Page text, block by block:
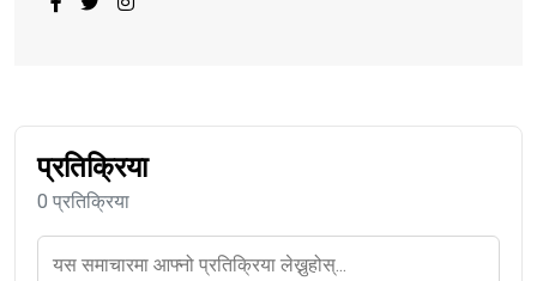
प्रतिक्रिया
0 प्रतिक्रिया